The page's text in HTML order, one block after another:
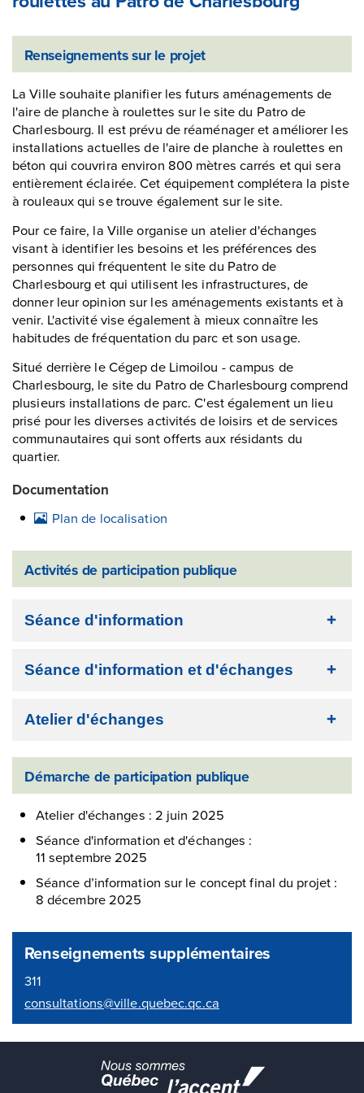
Renseignements sur le projet
La Ville souhaite planifier les futurs aménagements de
l'aire de planche à roulettes sur le site du Patro de
Charlesbourg. Il est prévu de réaménager et améliorer les
installations actuelles de l'aire de planche à roulettes en
béton qui couvrira environ 800 mètres carrés et qui sera
entièrement éclairée. Cet équipement complétera la piste
à rouleaux qui se trouve également sur le site.
Pour ce faire, la Ville organise un atelier d'échanges
visant à identifier les besoins et les préférences des
personnes qui fréquentent le site du Patro de
Charlesbourg et qui utilisent les infrastructures, de
donner leur opinion sur les aménagements existants et à
venir. L'activité vise également à mieux connaître les
habitudes de fréquentation du parc et son usage.
Situé derrière le Cégep de Limoilou - campus de
Charlesbourg, le site du Patro de Charlesbourg comprend
plusieurs installations de parc. C'est également un lieu
prisé pour les diverses activités de loisirs et de services
communautaires qui sont offerts aux résidants du
quartier.
Documentation
Plan de localisation
Activités de participation publique
Séance d'information
Séance d'information et d'échanges
Atelier d'échanges
Démarche de participation publique
Atelier d'échanges : 2 juin 2025
Séance d'information et d'échanges :
11 septembre 2025
Séance d’information sur le concept final du projet :
8 décembre 2025
Renseignements supplémentaires
311
consultations@ville.quebec.qc.ca